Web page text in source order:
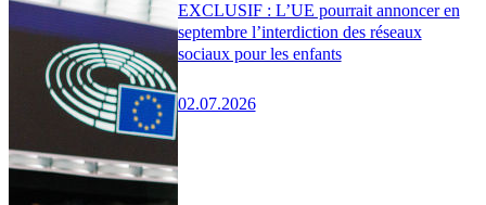
EXCLUSIF : L’UE pourrait annoncer en
septembre l’interdiction des réseaux
sociaux pour les enfants
02.07.2026